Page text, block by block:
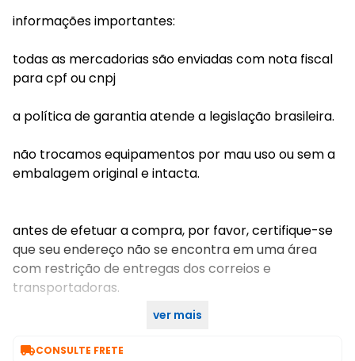
informações importantes:
todas as mercadorias são enviadas com nota fiscal
para cpf ou cnpj
a política de garantia atende a legislação brasileira.
não trocamos equipamentos por mau uso ou sem a
embalagem original e intacta.
antes de efetuar a compra, por favor, certifique-se
que seu endereço não se encontra em uma área
com restrição de entregas dos correios e
transportadoras.
ver mais
CONSULTE FRETE